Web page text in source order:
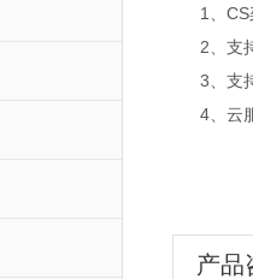
1、CS架
2、支持
3、支持
4、云服
产品